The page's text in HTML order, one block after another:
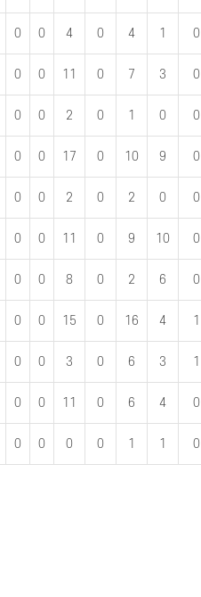
0 0 4 0 4 1 0
0 0 11 0 7 3 0
0 0 2 0 1 0 0
0 0 17 0 10 9 0
0 0 2 0 2 0 0
0 0 11 0 9 10 0
0 0 8 0 2 6 0
0 0 15 0 16 4 1
0 0 3 0 6 3 1
0 0 11 0 6 4 0
0 0 0 0 1 1 0